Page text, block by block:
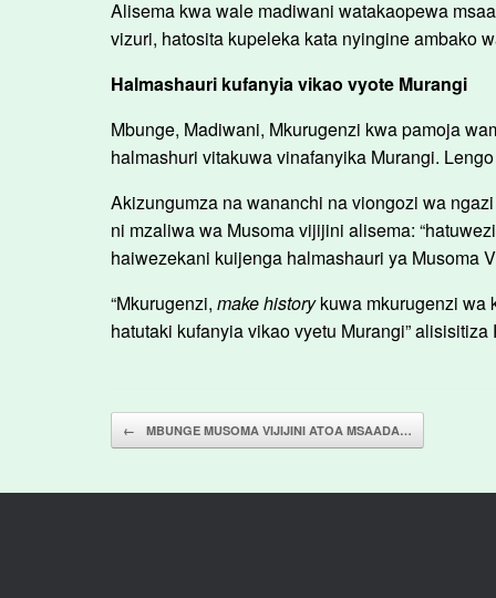
Alisema kwa wale madiwani watakaopewa
vizuri, hatosita kupeleka kata nyingine ambako
Halmashauri kufanyia vikao vyote Murangi
Mbunge, Madiwani, Mkurugenzi kwa pamoja
halmashuri vitakuwa vinafanyika Murangi.
Akizungumza na wananchi na viongozi wa
ni mzaliwa wa Musoma vijijini alisema:
haiwezekani kuijenga halmashauri ya Musoma
“Mkurugenzi, make historykuwa mkurugenzi wa
hatutaki kufanyia vikao vyetu Murangi” alisisitiza
Post navigation
← MBUNGE MUSOMA VIJIJINI ATOA MSAADA…